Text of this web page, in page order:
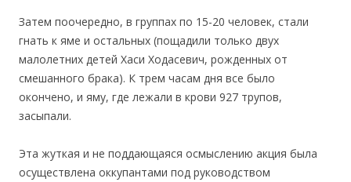
Затем поочередно, в группах по 15-20 человек, стали
гнать к яме и остальных (пощадили только двух
малолетних детей Хаси Ходасевич, рожденных от
смешанного брака). К трем часам дня все было
окончено, и яму, где лежали в крови 927 трупов,
засыпали.
Эта жуткая и не поддающаяся осмыслению акция была
осуществлена оккупантами под руководством